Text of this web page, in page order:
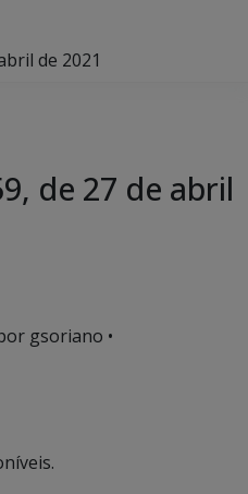
de 2021
de 27 de abril
gsoriano •